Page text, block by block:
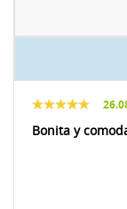
Bonita y